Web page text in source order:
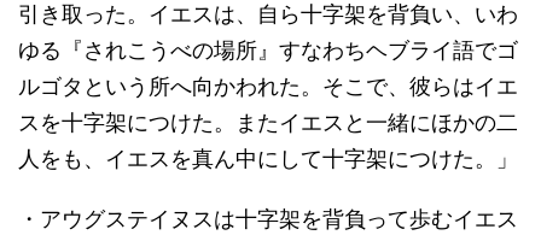
引き取った。イエスは、自ら十字架を背負い、いわ
ゆる『されこうべの場所』すなわちヘブライ語でゴ
ルゴタという所へ向かわれた。そこで、彼らはイエ
スを十字架につけた。またイエスと一緒にほかの二
人をも、イエスを真ん中にして十字架につけた。」
・アウグステイヌスは十字架を背負って歩むイエス